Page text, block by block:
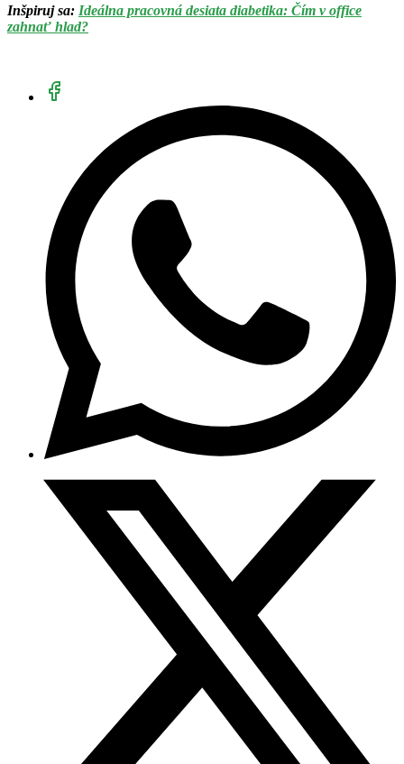
Inšpiruj sa: Ideálna pracovná desiata diabetika: Čím v office
zahnať hlad?